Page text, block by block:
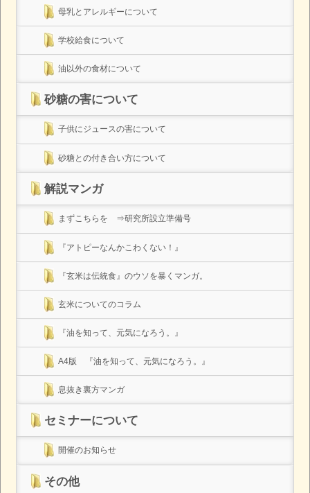
母乳とアレルギーについて
学校給食について
油以外の食材について
砂糖の害について
子供にジュースの害について
砂糖との付き合い方について
解説マンガ
まずこちらを ⇒研究所設立準備号
『アトピーなんかこわくない！』
『玄米は伝統食』のウソを暴くマンガ。
玄米についてのコラム
『油を知って、元気になろう。』
A4版 『油を知って、元気になろう。』
息抜き裏方マンガ
セミナーについて
開催のお知らせ
その他